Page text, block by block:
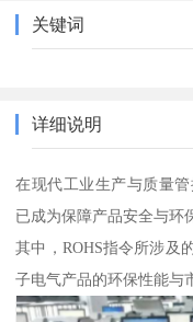
关键词
详细说明
在现代工业生产与质量
已成为保障产品安全与环
其中，ROHS指令所涉及
子电气产品的环保性能与